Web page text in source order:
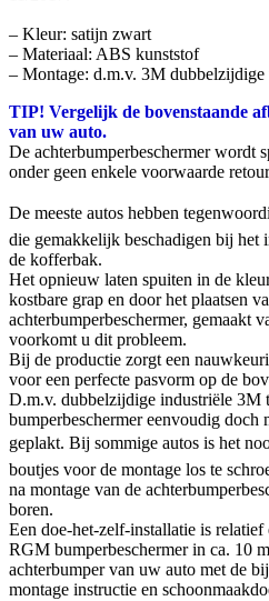
– Kleur: satijn zwart
– Materiaal: ABS kunststof
– Montage: d.m.v. 3M dubbelzijdige
TIP! Vergelijk de bovenstaande
van uw auto.
De achterbumperbeschermer wordt
onder geen enkele voorwaarde
De meeste autos hebben
die gemakkelijk beschadigen bij het
de kofferbak.
Het opnieuw laten spuiten in de
kostbare grap en door het plaatsen
achterbumperbeschermer, gemaakt
voorkomt u dit probleem.
Bij de productie zorgt een
voor een perfecte pasvorm op de
D.m.v. dubbelzijdige industriële 3M
bumperbeschermer eenvoudig doch
geplakt. Bij sommige autos is het
boutjes voor de montage los te
na montage van de
boren.
Een doe-het-zelf-installatie is
RGM bumperbeschermer in ca. 10
achterbumper van uw auto met de
montage instructie en